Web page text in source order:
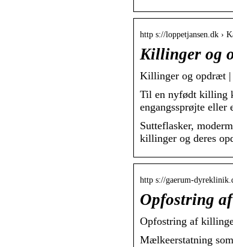
http s://loppetjansen.dk ›
Killinger og
Killinger og opdræt |
Til en nyfødt killing
engangssprøjte eller
Sutteflasker,
killinger og deres
http s://gaerum-
Opfostring
Opfostring af
Mælkeerstatning